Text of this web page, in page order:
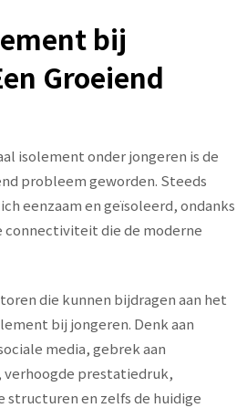
bij
Groeiend
isolement onder jongeren is de
probleem geworden. Steeds
eenzaam en geïsoleerd, ondanks
connectiviteit die de moderne
die kunnen bijdragen aan het
bij jongeren. Denk aan
media, gebrek aan
prestatiedruk,
structuren en zelfs de huidige